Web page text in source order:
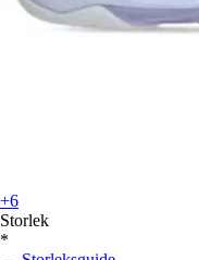
+6
Storlek
*